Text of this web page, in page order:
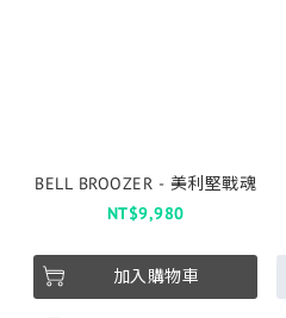
BELL BROOZER - 美利堅戰魂
NT$9,980
加入購物車